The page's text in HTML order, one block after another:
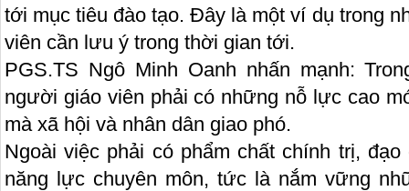
tới mục tiêu đào tạo. Đây là một ví dụ trong
viên cần lưu ý trong thời gian tới.
PGS.TS Ngô Minh Oanh nhấn mạnh:
người giáo viên phải có những nỗ lực cao
mà xã hội và nhân dân giao phó.
Ngoài việc phải có phẩm chất chính trị,
năng lực chuyên môn, tức là nắm vững